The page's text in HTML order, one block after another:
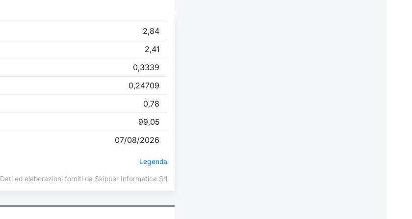
2,84
2,41
0,3339
0,24709
0,78
99,05
07/08/2026
Legenda
Dati ed elaborazioni forniti da Skipper Informatica Srl